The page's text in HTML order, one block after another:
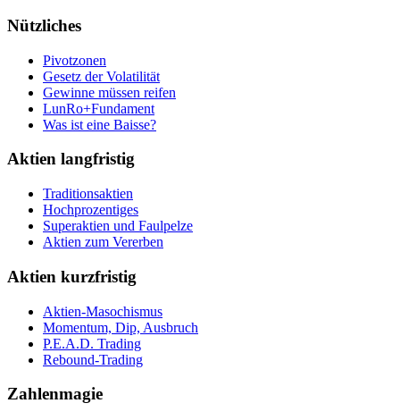
Nützliches
Pivotzonen
Gesetz der Volatilität
Gewinne müssen reifen
LunRo+Fundament
Was ist eine Baisse?
Aktien langfristig
Traditionsaktien
Hochprozentiges
Superaktien und Faulpelze
Aktien zum Vererben
Aktien kurzfristig
Aktien-Masochismus
Momentum, Dip, Ausbruch
P.E.A.D. Trading
Rebound-Trading
Zahlenmagie